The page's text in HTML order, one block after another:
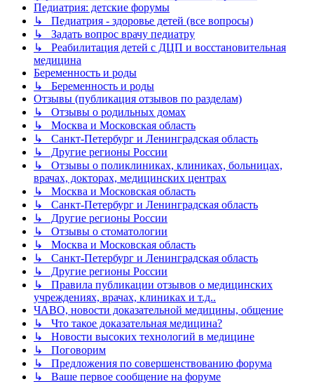
Педиатрия: детские форумы
↳ Педиатрия - здоровье детей (все вопросы)
↳ Задать вопрос врачу педиатру
↳ Реабилитация детей с ДЦП и восстановительная
медицина
Беременность и роды
↳ Беременность и роды
Отзывы (публикация отзывов по разделам)
↳ Отзывы о родильных домах
↳ Москва и Московская область
↳ Санкт-Петербург и Ленинградская область
↳ Другие регионы России
↳ Отзывы о поликлиниках, клиниках, больницах,
врачах, докторах, медицинских центрах
↳ Москва и Московская область
↳ Санкт-Петербург и Ленинградская область
↳ Другие регионы России
↳ Отзывы о стоматологии
↳ Москва и Московская область
↳ Санкт-Петербург и Ленинградская область
↳ Другие регионы России
↳ Правила публикации отзывов о медицинских
учреждениях, врачах, клиниках и т.д..
ЧАВО, новости доказательной медицины, общение
↳ Что такое доказательная медицина?
↳ Новости высоких технологий в медицине
↳ Поговорим
↳ Предложения по совершенствованию форума
↳ Ваше первое сообщение на форуме